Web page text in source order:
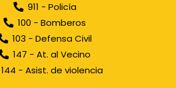
911 - Policía
100 - Bomberos
103 - Defensa Civil
147 - At. al Vecino
144 - Asist. de violencia